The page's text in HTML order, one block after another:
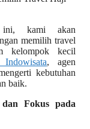
kami akan
memilih travel
kelompok kecil
, agen
kebutuhan
baik.
Fokus pada